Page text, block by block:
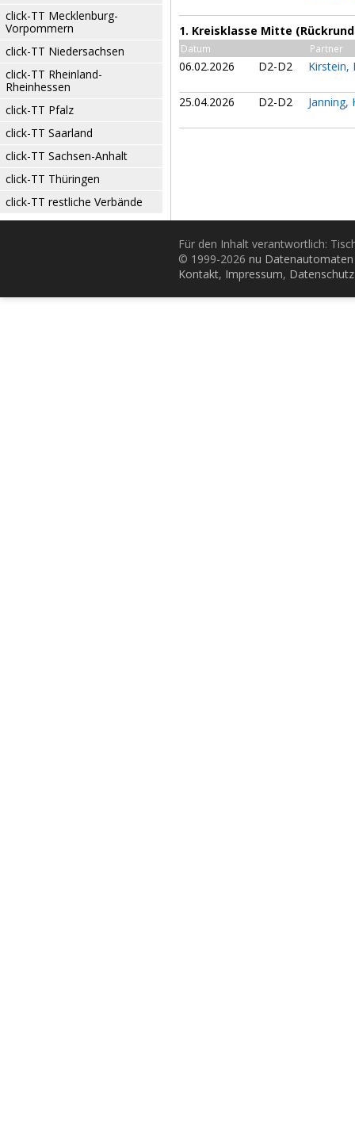
click-TT Mecklenburg-
Vorpommern
click-TT Niedersachsen
click-TT Rheinland-
Rheinhessen
click-TT Pfalz
click-TT Saarland
click-TT Sachsen-Anhalt
click-TT Thüringen
click-TT restliche Verbände
1. Kreisklasse Mitte
Datum Partner
06.02.2026 D2-D2
25.04.2026 D2-D2
Für den Inhalt verantwortlich:
© 1999-2026 nu
Kontakt, Impressum, Datenschutz